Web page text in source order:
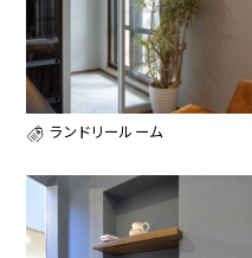
ランドリールーム